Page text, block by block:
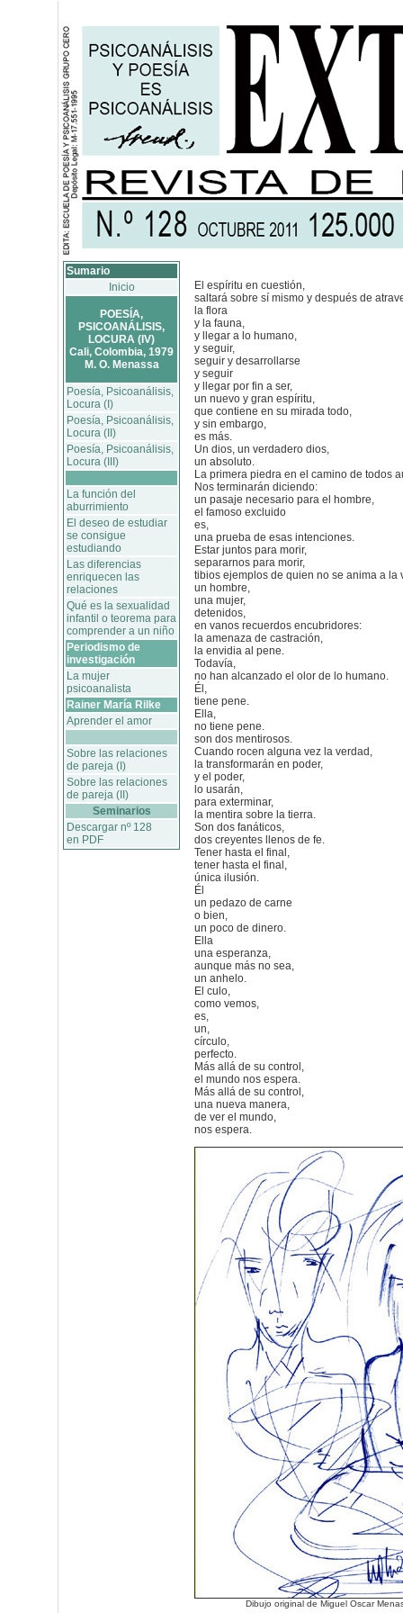
Sumario
Inicio
POESÍA,
PSICOANÁLISIS,
LOCURA (IV)
Cali, Colombia, 1979
M. O. Menassa
Poesía, Psicoanálisis,
Locura (I)
Poesía, Psicoanálisis,
Locura (II)
Poesía, Psicoanálisis,
Locura (III)
La función del
aburrimiento
El deseo de estudiar
se consigue
estudiando
Las diferencias
enriquecen las
relaciones
Qué es la sexualidad
infantil o teorema para
comprender a un niño
Periodismo de
investigación
La mujer
psicoanalista
Rainer María Rilke
Aprender el amor
Sobre las relaciones
de pareja (I)
Sobre las relaciones
de pareja (II)
Seminarios
Descargar nº 128
en PDF
El espíritu en cuestión,
saltará sobre sí mismo y después de
la flora
y la fauna,
y llegar a lo humano,
y seguir,
seguir y desarrollarse
y seguir
y llegar por fin a ser,
un nuevo y gran espíritu,
que contiene en su mirada todo,
y sin embargo,
es más.
Un dios, un verdadero dios,
un absoluto.
La primera piedra en el camino de todos
Nos terminarán diciendo:
un pasaje necesario para el hombre,
el famoso excluido
es,
una prueba de esas intenciones.
Estar juntos para morir,
separarnos para morir,
tibios ejemplos de quien no se anima a la
un hombre,
una mujer,
detenidos,
en vanos recuerdos encubridores:
la amenaza de castración,
la envidia al pene.
Todavía,
no han alcanzado el olor de lo humano.
Él,
tiene pene.
Ella,
no tiene pene.
son dos mentirosos.
Cuando rocen alguna vez la verdad,
la transformarán en poder,
y el poder,
lo usarán,
para exterminar,
la mentira sobre la tierra.
Son dos fanáticos,
dos creyentes llenos de fe.
Tener hasta el final,
tener hasta el final,
única ilusión.
Él
un pedazo de carne
o bien,
un poco de dinero.
Ella
una esperanza,
aunque más no sea,
un anhelo.
El culo,
como vemos,
es,
un,
círculo,
perfecto.
Más allá de su control,
el mundo nos espera.
Más allá de su control,
una nueva manera,
de ver el mundo,
nos espera.
Dibujo original de Miguel Oscar